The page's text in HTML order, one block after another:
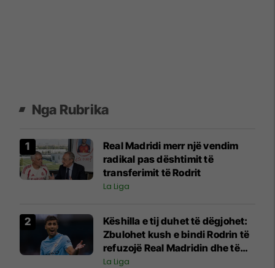
Nga Rubrika
Real Madridi merr një vendim
radikal pas dështimit të
transferimit të Rodrit
La Liga
Këshilla e tij duhet të dëgjohet:
Zbulohet kush e bindi Rodrin të
refuzojë Real Madridin dhe të
pranojë ofertën e Barcelonës
La Liga